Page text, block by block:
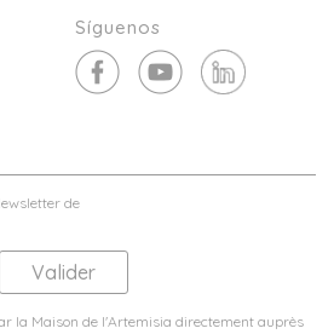
Síguenos
de
la Maison de l'Artemisia directement auprès